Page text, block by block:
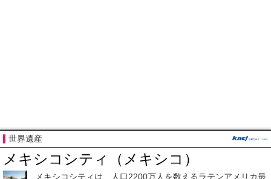
世界遺産
メキシコシティ （メキシコ）
メキシコシティは、 人口2200万人 を数え るラテンアメリカ最